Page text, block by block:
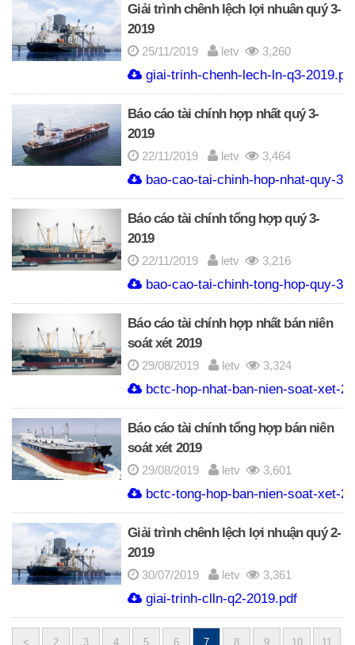
Giải trình chênh lệch lợi nhuân quý 3-
2019
25/11/2019 letv 3,260
giai-trinh-chenh-lech-ln-q3-
Báo cáo tài chính hợp nhất quý 3-
2019
22/11/2019 letv 3,464
bao-cao-tai-chinh-hop-nhat-quy-
Báo cáo tài chính tổng hợp quý 3-
2019
22/11/2019 letv 3,216
bao-cao-tai-chinh-tong-hop-quy-
Báo cáo tài chính hợp nhất bán niên
soát xét 2019
29/08/2019 letv 3,324
bctc-hop-nhat-ban-nien-soat-xet-
Báo cáo tài chính tổng hợp bán niên
soát xét 2019
29/08/2019 letv 3,601
bctc-tong-hop-ban-nien-soat-xet-
Giải trình chênh lệch lợi nhuận quý 2-
2019
30/07/2019 letv 3,361
giai-trinh-clln-q2-2019.pdf
< 2 3 4 5 6 7 8 9 10 11